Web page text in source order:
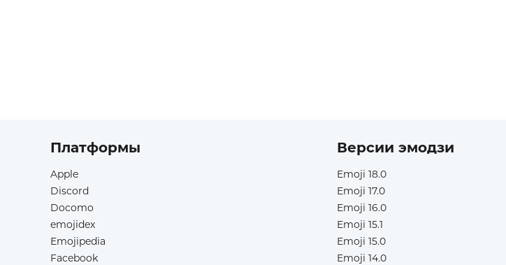
Платформы
Apple
Discord
Docomo
emojidex
Emojipedia
Facebook
Версии эмодзи
Emoji 18.0
Emoji 17.0
Emoji 16.0
Emoji 15.1
Emoji 15.0
Emoji 14.0